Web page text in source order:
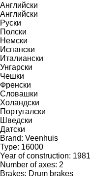
Английски
Английски
Руски
Полски
Немски
Испански
Италиански
Унгарски
Чешки
Френски
Словашки
Холандски
Португалски
Шведски
Датски
Brand: Veenhuis
Type: 16000
Year of construction: 1981
Number of axes: 2
Brakes: Drum brakes